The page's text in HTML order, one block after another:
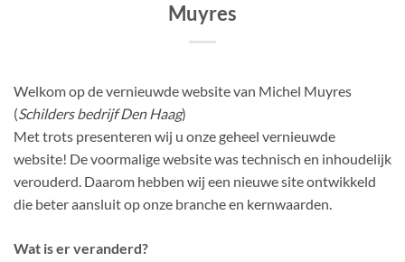
Muyres
Welkom op de vernieuwde website van Michel Muyres
(Schilders bedrijf Den Haag)
Met trots presenteren wij u onze geheel vernieuwde
website! De voormalige website was technisch en inhoudelijk
verouderd. Daarom hebben wij een nieuwe site ontwikkeld
die beter aansluit op onze branche en kernwaarden.
Wat is er veranderd?